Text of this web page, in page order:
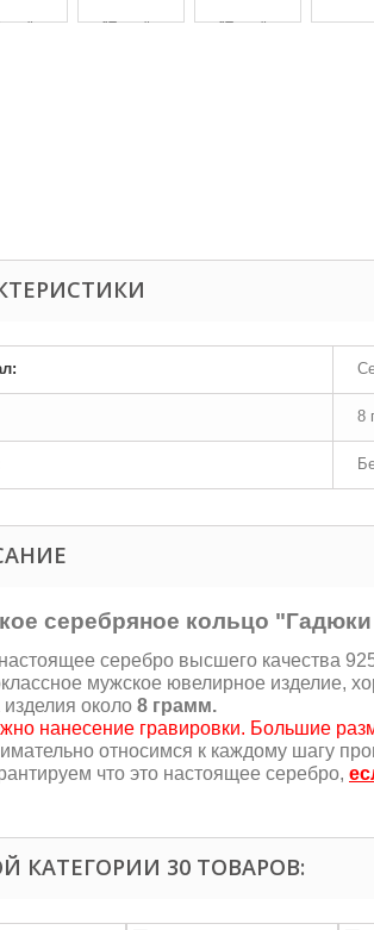
8
серебряное кольцо
серебро высшего качества
мужское ювелирное изделие,
около 8 грамм.
нанесение гравировки. Большие
относимся к каждому шагу
что это настоящее серебро,
КАТЕГОРИИ 30 ТОВАРОВ: